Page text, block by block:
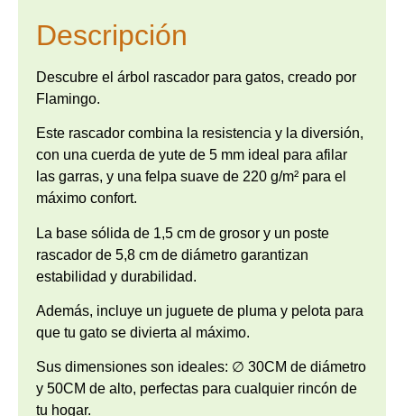
Descripción
Descubre el árbol rascador para gatos, creado por
Flamingo.
Este rascador combina la resistencia y la diversión,
con una cuerda de yute de 5 mm ideal para afilar
las garras, y una felpa suave de 220 g/m² para el
máximo confort.
La base sólida de 1,5 cm de grosor y un poste
rascador de 5,8 cm de diámetro garantizan
estabilidad y durabilidad.
Además, incluye un juguete de pluma y pelota para
que tu gato se divierta al máximo.
Sus dimensiones son ideales: ∅ 30CM de diámetro
y 50CM de alto, perfectas para cualquier rincón de
tu hogar.